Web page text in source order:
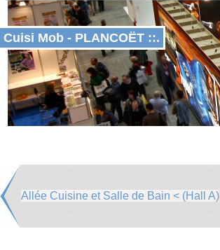
Cuisi Mob - PLANCOËT ::.
Allée Cuisine et Salle de Bain < (Hall A)